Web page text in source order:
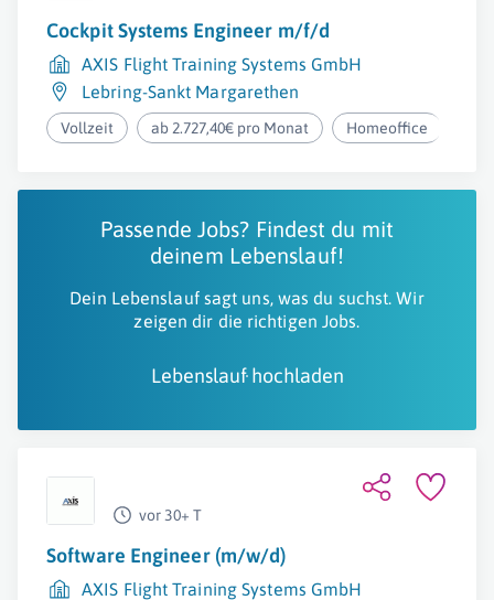
Cockpit Systems Engineer m/f/d
AXIS Flight Training Systems GmbH
Lebring-Sankt Margarethen
Vollzeit ab 2.727,40€ pro Monat Homeoffice
Passende Jobs? Findest du mit
deinem Lebenslauf!
Dein Lebenslauf sagt uns, was du suchst. Wir
zeigen dir die richtigen Jobs.
Lebenslauf hochladen
vor 30+ T
Software Engineer (m/w/d)
AXIS Flight Training Systems GmbH